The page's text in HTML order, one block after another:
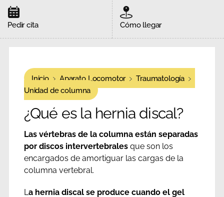
Pedir cita Cómo llegar
Inicio Aparato Locomotor
Traumatología
Unidad de columna
¿Qué es la hernia discal?
Las vértebras de la columna están separadas
por discos intervertebralesque son los
encargados de amortiguar las cargas de la
columna vertebral.
La hernia discal se produce cuando el gel